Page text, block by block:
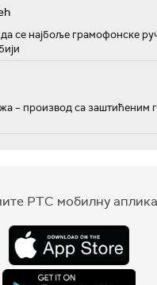
се најбоље грамофонске
– производ са заштићеним
РТС мобилну